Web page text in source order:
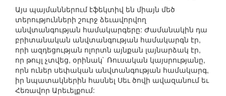
Այս պայմաններում էֆեկտիվ են միայն մեծ
տերությունների շուրջ ձեւավորվող
անվտանգության համակարգերը: Ժամանակին դա
բրիտանական անվտանգության համակարգն էր,
որի ազդեցության ոլորտն այնքան լայնարձակ էր,
որ թույլ չտվեց, օրինակ` Ռուսական կայսրությանը,
որն ուներ սեփական անվտանգության համակարգ,
իր նպատակներին հասնել Սեւ ծովի ավազանում եւ
Հեռավոր Արեւելքում: